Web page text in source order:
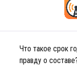
Что такое срок
правду о